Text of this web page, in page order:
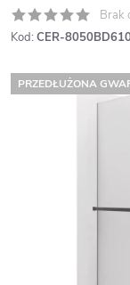
Brak
Kod: CER-
PRZEDŁUŻONA